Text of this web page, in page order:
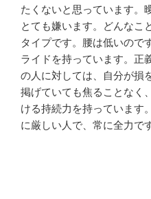
たくないと思っています。
とても嫌います。どんなこ
タイプです。腰は低いので
ライドを持っています。正
の人に対しては、自分が損
掲げていても焦ることなく
ける持続力を持っています
に厳しい人で、常に全力です